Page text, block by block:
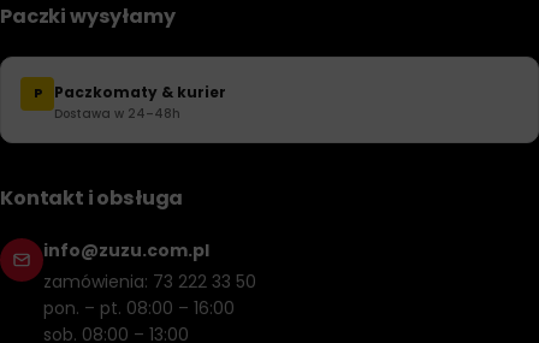
Paczki wysyłamy
P Paczkomaty & kurier
Dostawa w 24–48h
Kontakt i obsługa
info@zuzu.com.pl
zamówienia: 73 222 33 50
pon. – pt. 08:00 – 16:00
sob. 08:00 – 13:00